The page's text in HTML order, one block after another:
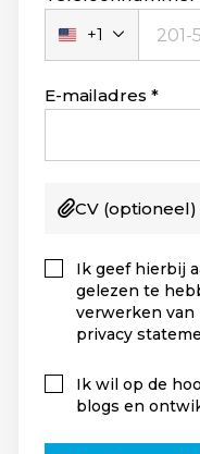
Verenigde
Staten
+1
+1
E-mailadres
CV (optioneel)
Ik geef hierbij
gelezen te
verwerken
privacy
Ik wil op de
blogs en